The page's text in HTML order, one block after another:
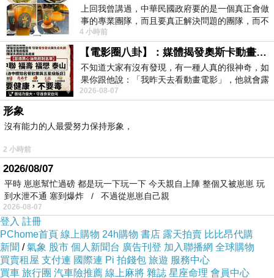
=>點此取得優惠<=
皺感的面料多了居家風
粉嫩的色系清爽迷人~
滿滿的笑臉和花朵
上回我曾講過，中華民國政府要的是一個真正會做
事的專業團隊，而且要真正解決問題的團隊，而不
是只會到處甩鍋的雙標團隊，最近民進黨
4 小時前
【電影圈八卦】：媒體揭發奧斯卡動畫項目投票醜聞！好萊塢為什麼看不起動畫電影？
不知道大家有沒有發現，有一種人真的很神奇，如
果你跟他說：「我昨天去看動畫電影」，他就會露
出一種慈祥的微笑，然後問你是不是陪小
2026-08-07
形象
沒有能力的人最愛努力保持形象，
2 小時前
2026/08/07
平時 崽崽幫忙過磅 都是玩一下玩一下 今天親自上陣 整個又被崽崽 玩
到水泄不通 塞到爆炸 / 不過從崽崽自己親
2026-08-07
登入 註冊
PChome首頁 線上購物 24h購物 書店 露天拍賣 比比昂代購
新聞 /氣象 股市 個人新聞台 廣告刊登 加入聯播網 全球購物
買賣租屋 支付連 國際連 Pi 拍錢包 旅遊 服務中心
買車 旅行團 汽車險推薦 線上麻將 雜誌 星座命理 會員中心